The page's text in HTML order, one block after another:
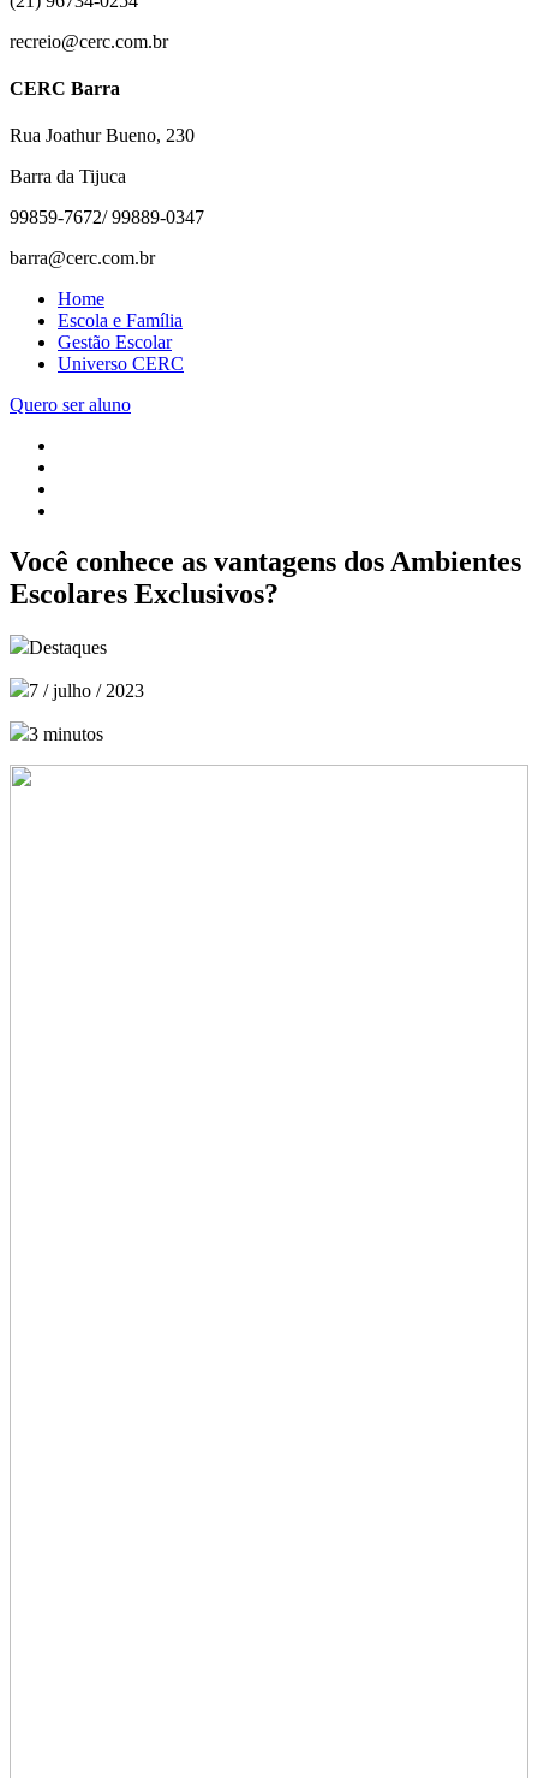
recreio@cerc.com.br
CERC Barra
Rua Joathur Bueno, 230
Barra da Tijuca
99859-7672/ 99889-0347
barra@cerc.com.br
Home
Escola e Família
Gestão Escolar
Universo CERC
Quero ser aluno
Você conhece as vantagens dos Ambientes
Escolares Exclusivos?
Destaques
7 / julho / 2023
3 minutos